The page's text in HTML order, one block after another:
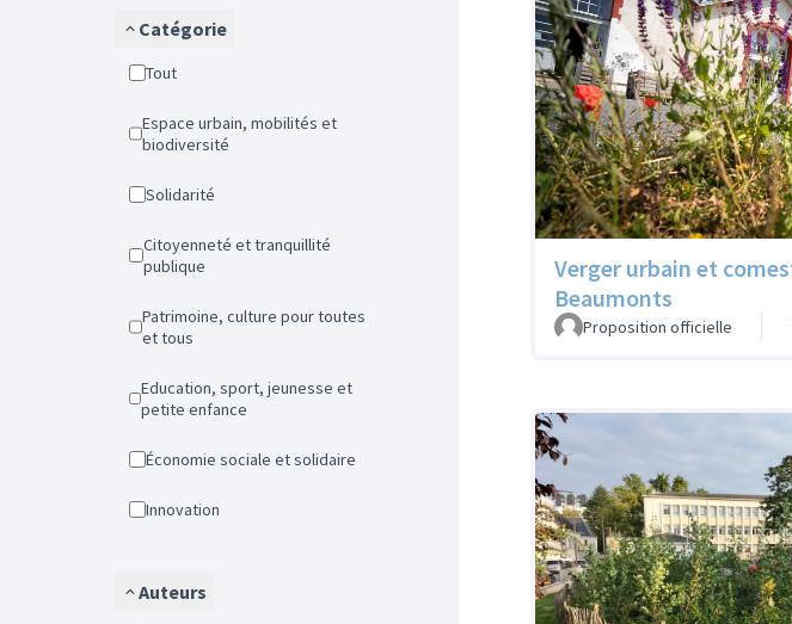
Catégorie
Tout
Espace urbain, mobilités et
biodiversité
Solidarité
Citoyenneté et tranquillité
publique
Patrimoine, culture pour toutes
et tous
Education, sport, jeunesse et
petite enfance
Économie sociale et solidaire
Innovation
Auteurs
Verger urbain et
Beaumonts
Proposition officielle